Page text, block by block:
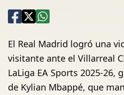
El Real Madrid logró una
visitante ante el Villarreal
LaLiga EA Sports 2025-26,
de Kylian Mbappé, que